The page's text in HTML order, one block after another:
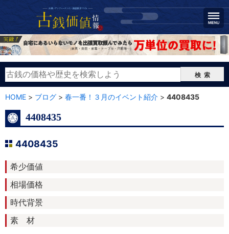
検索
HOME > ブログ > 春一番！３月のイベント紹介 > 4408435
4408435
4408435
希少価値
相場価格
時代背景
素 材